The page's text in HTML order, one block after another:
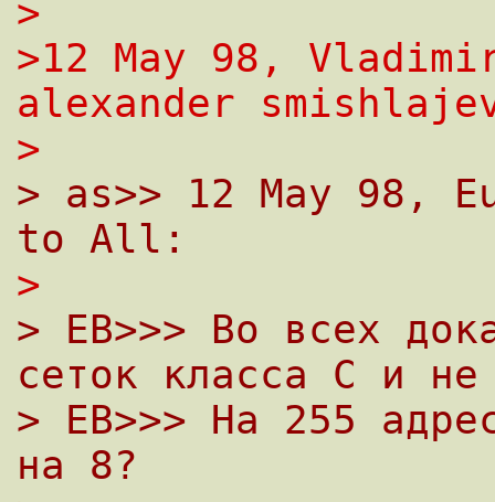
>
>12 May 98,
alexander
>
> as>> 12 May 98,
to All:
>
> EB>>> Во всех
сеток класса С и
> EB>>> Hа 255
на 8?